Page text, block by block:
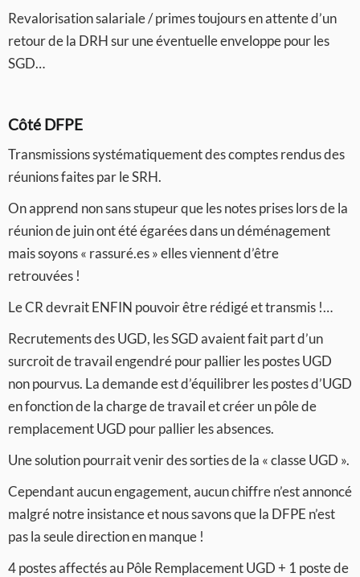
Revalorisation salariale / primes toujours en attente d’un
retour de la DRH sur une éventuelle enveloppe pour les
SGD…
Côté DFPE
Transmissions systématiquement des comptes rendus des
réunions faites par le SRH.
On apprend non sans stupeur que les notes prises lors de la
réunion de juin ont été égarées dans un déménagement
mais soyons « rassuré.es » elles viennent d’être
retrouvées !
Le CR devrait ENFIN pouvoir être rédigé et transmis !…
Recrutements des UGD, les SGD avaient fait part d’un
surcroit de travail engendré pour pallier les postes UGD
non pourvus. La demande est d’équilibrer les postes d’UGD
en fonction de la charge de travail et créer un pôle de
remplacement UGD pour pallier les absences.
Une solution pourrait venir des sorties de la « classe UGD ».
Cependant aucun engagement, aucun chiffre n’est annoncé
malgré notre insistance et nous savons que la DFPE n’est
pas la seule direction en manque !
4 postes affectés au Pôle Remplacement UGD + 1 poste de